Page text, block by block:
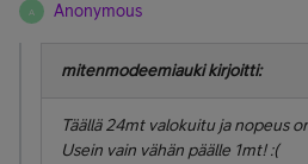
A Anonymous
mitenmodeemiauki kirjoitti:
Täällä 24mt valokuitu ja nopeus
Usein vain vähän päälle 1mt! :(